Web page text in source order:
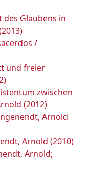
des Glaubens in
/
und freier
zwischen
(2012)
Arnold
Arnold (2010)
Arnold;